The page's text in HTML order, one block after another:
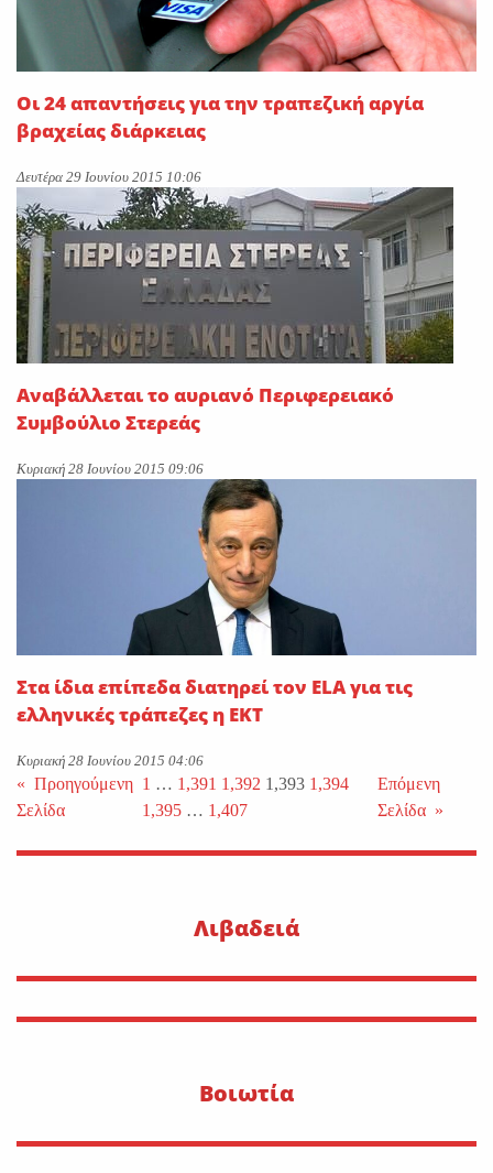
Οι 24 απαντήσεις για την τραπεζική αργία
βραχείας διάρκειας
Δευτέρα 29 Ιουνίου 2015 10:06
Αναβάλλεται το αυριανό Περιφερειακό
Συμβούλιο Στερεάς
Κυριακή 28 Ιουνίου 2015 09:06
Στα ίδια επίπεδα διατηρεί τον ΕLA για τις
ελληνικές τράπεζες η ΕΚΤ
Κυριακή 28 Ιουνίου 2015 04:06
« Προηγούμενη
Σελίδα
1 … 1,391 1,392 1,393 1,394
1,395 … 1,407
Επόμενη
Σελίδα »
Λιβαδειά
Βοιωτία